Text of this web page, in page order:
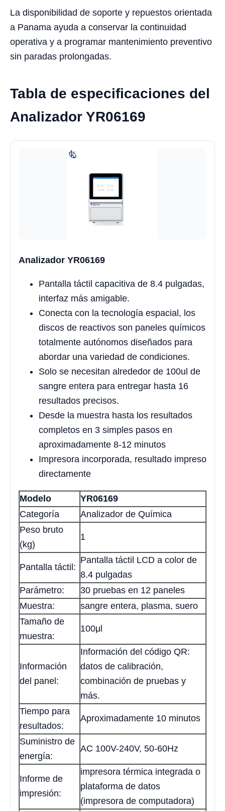
La disponibilidad de soporte y repuestos orientada
a Panama ayuda a conservar la continuidad
operativa y a programar mantenimiento preventivo
sin paradas prolongadas.
Tabla de especificaciones del
Analizador YR06169
Analizador YR06169
Pantalla táctil capacitiva de 8.4 pulgadas,
interfaz más amigable.
Conecta con la tecnología espacial, los
discos de reactivos son paneles químicos
totalmente autónomos diseñados para
abordar una variedad de condiciones.
Solo se necesitan alrededor de 100ul de
sangre entera para entregar hasta 16
resultados precisos.
Desde la muestra hasta los resultados
completos en 3 simples pasos en
aproximadamente 8-12 minutos
Impresora incorporada, resultado impreso
directamente
Modelo
YR06169
Categoría
Analizador de Química
Peso bruto
(kg)
1
Pantalla táctil:
Pantalla táctil LCD a color de
8.4 pulgadas
Parámetro:
30 pruebas en 12 paneles
Muestra:
sangre entera, plasma, suero
Tamaño de
muestra:
100μl
Información
del panel:
Información del código QR:
datos de calibración,
combinación de pruebas y
más.
Tiempo para
resultados:
Aproximadamente 10 minutos
Suministro de
energía:
AC 100V-240V, 50-60Hz
Informe de
impresión:
impresora térmica integrada o
plataforma de datos
(impresora de computadora)